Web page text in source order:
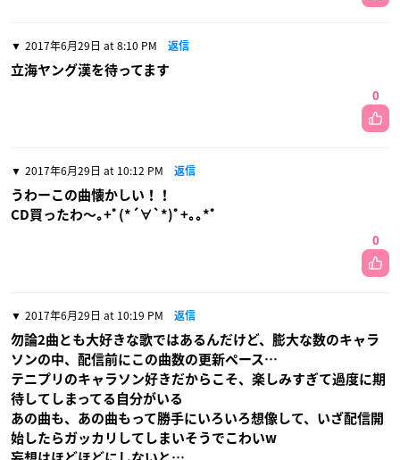
2017年6月29日 at 8:10 PM 返信
立海ヤング漢を待ってます
0
2017年6月29日 at 10:12 PM 返信
うわーこの曲懐かしい！！
CD買ったわ〜｡+ﾟ(*´∀`*)ﾟ+｡｡*ﾟ
0
2017年6月29日 at 10:19 PM 返信
勿論2曲とも大好きな歌ではあるんだけど、膨大な数のキャラ
ソンの中、配信前にこの曲数の更新ペース…
テニプリのキャラソン好きだからこそ、楽しみすぎて過度に期
待してしまってる自分がいる
あの曲も、あの曲もって勝手にいろいろ想像して、いざ配信開
始したらガッカリしてしまいそうでこわいw